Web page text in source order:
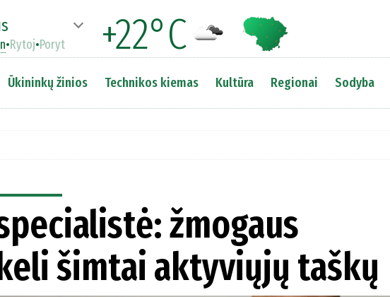
+22°C
•Rytoj•Poryt
Ūkininkų žinios Technikos kiemas Kultūra Regionai Sodyba
žmogaus
šimtai aktyviųjų taškų